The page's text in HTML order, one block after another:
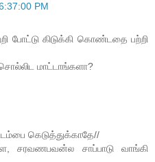
PM
போட்டு கிடுக்கி கொண்டதை பற்றி
சொல்லிட மாட்டாங்களா?
கெடுத்துக்காதே//
சரவணபவன்ல சாப்பாடு வாங்கி